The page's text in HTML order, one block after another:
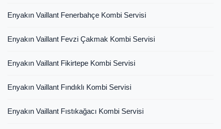
Enyakın Vaillant Fenerbahçe Kombi Servisi
Enyakın Vaillant Fevzi Çakmak Kombi Servisi
Enyakın Vaillant Fikirtepe Kombi Servisi
Enyakın Vaillant Fındıklı Kombi Servisi
Enyakın Vaillant Fıstıkağacı Kombi Servisi